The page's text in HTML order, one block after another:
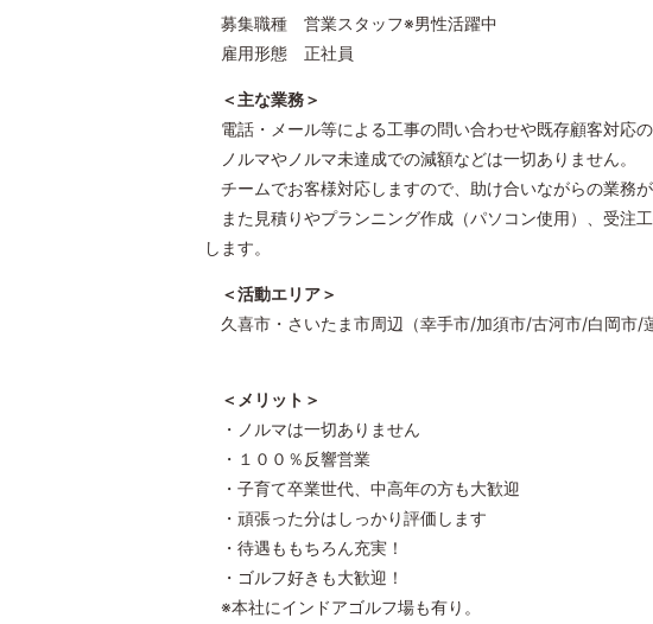
募集職種 営業スタッフ※男性活躍中
雇用形態 正社員
＜主な業務＞
電話・メール等による工事の問い合わせや既存顧客対応の
ノルマやノルマ未達成での減額などは一切ありません。
チームでお客様対応しますので、助け合いながらの業務が
また見積りやプランニング作成（パソコン使用）、受注
します。
＜活動エリア＞
久喜市・さいたま市周辺（幸手市/加須市/古河市/白岡市/
＜メリット＞
・ノルマは一切ありません
・１００％反響営業
・子育て卒業世代、中高年の方も大歓迎
・頑張った分はしっかり評価します
・待遇ももちろん充実！
・ゴルフ好きも大歓迎！
※本社にインドアゴルフ場も有り。